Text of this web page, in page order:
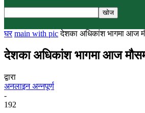
घर main with pic देशका अधिकांश भागमा आज
देशका अधिकांश भागमा आज
द्वारा
अनलाइन अन्नपूर्ण
-
192